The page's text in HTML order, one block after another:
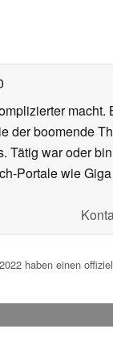
macht.
der boomende
Tätig war oder
Portale wie
haben einen